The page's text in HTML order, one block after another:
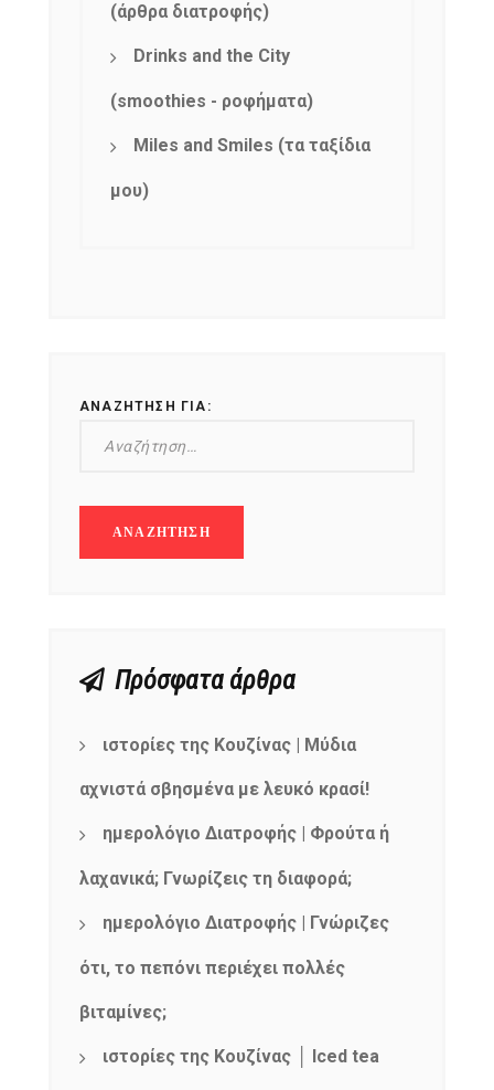
(άρθρα διατροφής)
Drinks and the City
(smoothies - ροφήματα)
Miles and Smiles (τα ταξίδια
μου)
ΑΝΑΖΉΤΗΣΗ ΓΙΑ:
Πρόσφατα άρθρα
ιστορίες της Κουζίνας | Μύδια
αχνιστά σβησμένα με λευκό κρασί!
ημερολόγιο Διατροφής | Φρούτα ή
λαχανικά; Γνωρίζεις τη διαφορά;
ημερολόγιο Διατροφής | Γνώριζες
ότι, το πεπόνι περιέχει πολλές
βιταμίνες;
ιστορίες της Κουζίνας │ Iced tea